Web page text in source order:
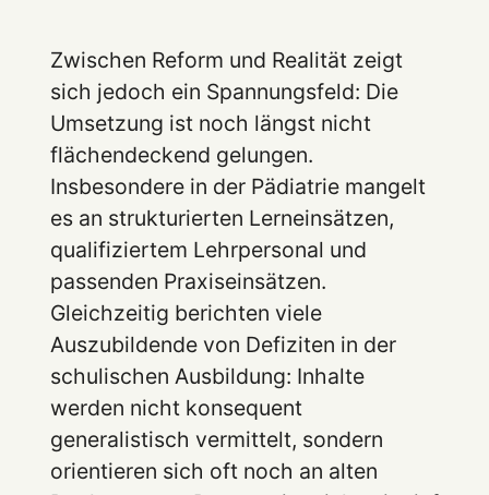
Zwischen Reform und Realität zeigt
sich jedoch ein Spannungsfeld: Die
Umsetzung ist noch längst nicht
flächendeckend gelungen.
Insbesondere in der Pädiatrie mangelt
es an strukturierten Lerneinsätzen,
qualifiziertem Lehrpersonal und
passenden Praxiseinsätzen.
Gleichzeitig berichten viele
Auszubildende von Defiziten in der
schulischen Ausbildung: Inhalte
werden nicht konsequent
generalistisch vermittelt, sondern
orientieren sich oft noch an alten